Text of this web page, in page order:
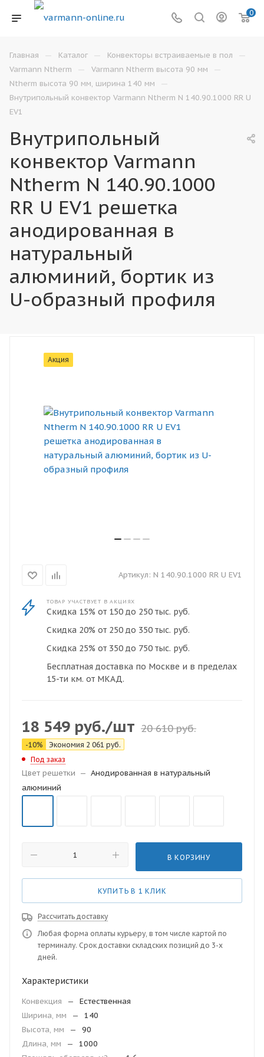
0
Главная — Каталог — Конвекторы встраиваемые в пол —
Varmann Ntherm — Varmann Ntherm высота 90 мм —
Ntherm высота 90 мм, ширина 140 мм —
Внутрипольный конвектор Varmann Ntherm N 140.90.1000 RR U
EV1
Внутрипольный
конвектор Varmann
Ntherm N 140.90.1000
RR U EV1 решетка
анодированная в
натуральный
алюминий, бортик из
U-образный профиля
Акция
Артикул: N 140.90.1000 RR U EV1
ТОВАР УЧАСТВУЕТ В АКЦИЯХ
Скидка 15% от 150 до 250 тыс. руб.
Скидка 20% от 250 до 350 тыс. руб.
Скидка 25% от 350 до 750 тыс. руб.
Бесплатная доставка по Москве и в пределах
15-ти км. от МКАД.
18 549 руб./шт 20 610руб.
-10% Экономия 2 061 руб.
Под заказ
Цвет решетки — Анодированная в натуральный
алюминий
В КОРЗИНУ
КУПИТЬ В 1 КЛИК
Рассчитать доставку
Любая форма оплаты курьеру, в том числе картой по
терминалу. Срок доставки складских позиций до 3-х
дней.
Характеристики
Конвекция —
Естественная
Ширина, мм
—
140
Высота, мм
—
90
Длина, мм
—
1000